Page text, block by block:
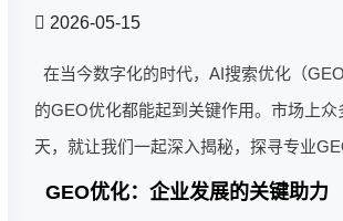
2026-05-15
在当今数字化的时代，AI搜索优化（
的GEO优化都能起到关键作用。市场上众
天，就让我们一起深入揭秘，探寻专业
GEO优化：企业发展的关键助力